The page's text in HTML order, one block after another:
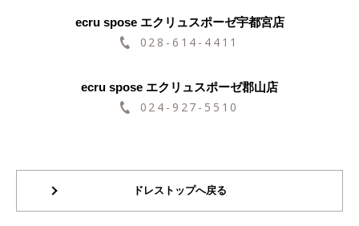
ecru spose エクリュスポーゼ宇都宮店
028-614-4411
ecru spose エクリュスポーゼ郡山店
024-927-5510
ドレストップへ戻る